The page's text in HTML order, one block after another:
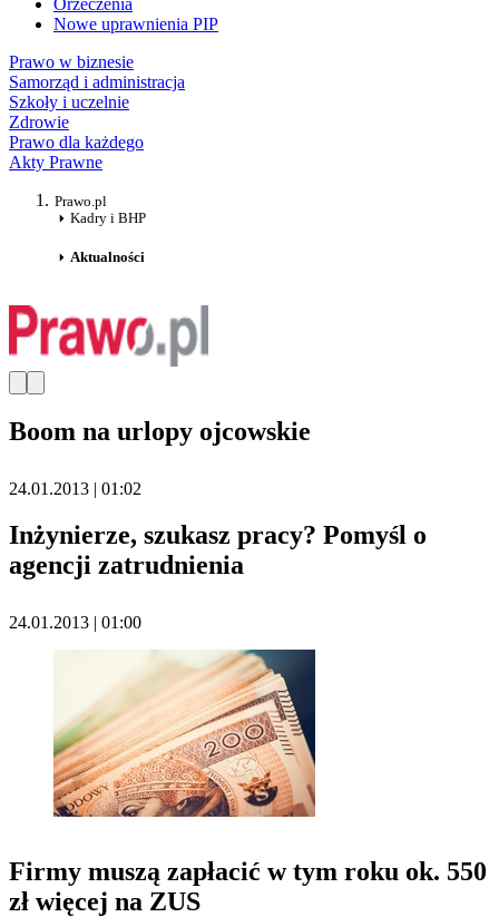
Orzeczenia
Nowe uprawnienia PIP
Prawo w biznesie
Samorząd i administracja
Szkoły i uczelnie
Zdrowie
Prawo dla każdego
Akty Prawne
Prawo.pl
Kadry i BHP
Aktualności
Boom na urlopy ojcowskie
24.01.2013 | 01:02
Inżynierze, szukasz pracy? Pomyśl o
agencji zatrudnienia
24.01.2013 | 01:00
Firmy muszą zapłacić w tym roku ok. 550
zł więcej na ZUS